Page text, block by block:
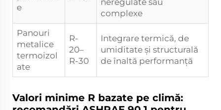
e
neregulate sau
complexe
Panouri
metalice
termoizol
ate
R-
20–
R-30
Integrare termică, de
umiditate și structurală
de înaltă performanță
Valori minime R bazate pe climă: